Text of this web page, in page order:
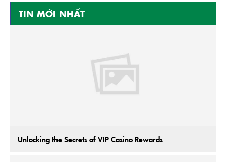
TIN MỚI NHẤT
Unlocking the Secrets of VIP Casino Rewards